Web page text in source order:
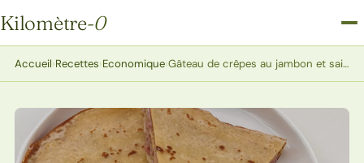
Kilomètre-0
Kilomètre-0
Accueil›Recettes›Economique› Gâteau de crêpes au jambon et saint moret